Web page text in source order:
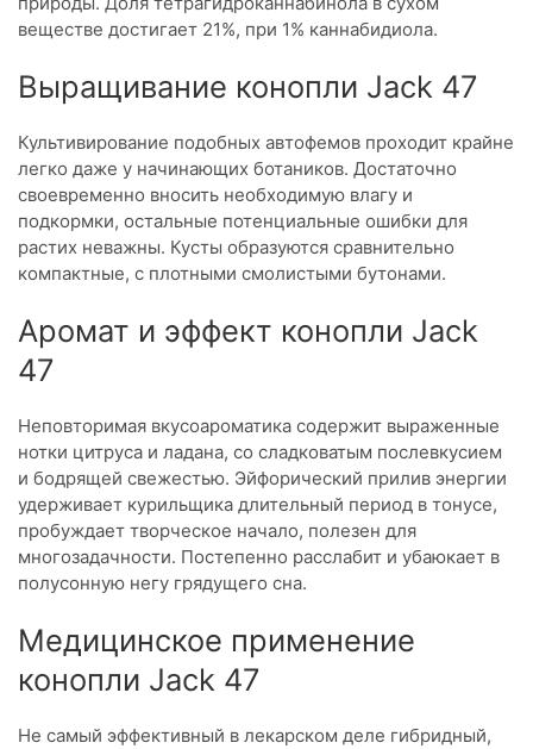
веществе достигает 21%, при 1% каннабидиола.
Выращивание конопли Jack 47
Культивирование подобных автофемов проходит крайне
легко даже у начинающих ботаников. Достаточно
своевременно вносить необходимую влагу и
подкормки, остальные потенциальные ошибки для
растих неважны. Кусты образуются сравнительно
компактные, с плотными смолистыми бутонами.
Аромат и эффект конопли Jack
47
Неповторимая вкусоароматика содержит выраженные
нотки цитруса и ладана, со сладковатым послевкусием
и бодрящей свежестью. Эйфорический прилив энергии
удерживает курильщика длительный период в тонусе,
пробуждает творческое начало, полезен для
многозадачности. Постепенно расслабит и убаюкает в
полусонную негу грядущего сна.
Медицинское применение
конопли Jack 47
Не самый эффективный в лекарском деле гибридный,